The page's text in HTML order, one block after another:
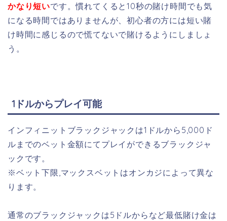
かなり短いです。慣れてくると10秒の賭け時間でも気
になる時間ではありませんが、初心者の方には短い賭
け時間に感じるので慌てないで賭けるようにしましょ
う。
1ドルからプレイ可能
インフィニットブラックジャックは1ドルから5,000ド
ルまでのベット金額にてプレイができるブラックジャ
ックです。
※ベット下限,マックスベットはオンカジによって異な
ります。
通常のブラックジャックは5ドルからなど最低賭け金は